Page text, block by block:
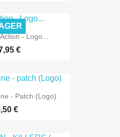
- Logo...
€
- Patch (Logo)
€